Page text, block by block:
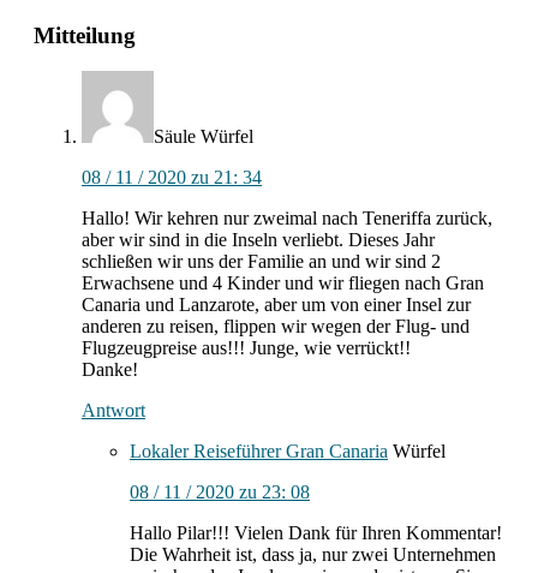
Interaktionen
Lesern
Mitteilung
Säule Würfel
08 / 11 / 2020 zu 21: 34
Hallo! Wir kehren nur zweimal nach Teneriffa zurück,
aber wir sind in die Inseln verliebt. Dieses Jahr
schließen wir uns der Familie an und wir sind 2
Erwachsene und 4 Kinder und wir fliegen nach Gran
Canaria und Lanzarote, aber um von einer Insel zur
anderen zu reisen, flippen wir wegen der Flug- und
Flugzeugpreise aus!!! Junge, wie verrückt!!
Danke!
Antwort
Lokaler Reiseführer Gran Canaria Würfel
08 / 11 / 2020 zu 23: 08
Hallo Pilar!!! Vielen Dank für Ihren Kommentar!
Die Wahrheit ist, dass ja, nur zwei Unternehmen